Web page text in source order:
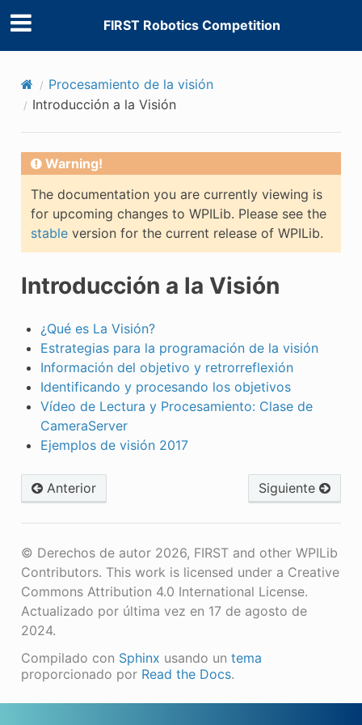
FIRST Robotics Competition
Procesamiento de la visión
Introducción a la Visión
Warning!
The documentation you are currently viewing is
for upcoming changes to WPILib. Please see the
stableversion for the current release of WPILib.
Introducción a la Visión
¿Qué es La Visión?
Estrategias para la programación de la visión
Información del objetivo y retrorreflexión
Identificando y procesando los objetivos
Vídeo de Lectura y Procesamiento: Clase de
CameraServer
Ejemplos de visión 2017
Anterior Siguiente
© Derechos de autor 2026, FIRST and other WPILib
Contributors. This work is licensed under a Creative
Commons Attribution 4.0 International License.
Actualizado por última vez en 17 de agosto de
2024.
Compilado con Sphinx usando un tema
proporcionado por Read the Docs.